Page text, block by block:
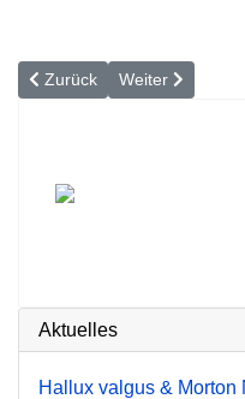
Vorheriger Beitrag:
Zurück Nächster
Weiter
Aktuelles
Hallux valgus & Morton